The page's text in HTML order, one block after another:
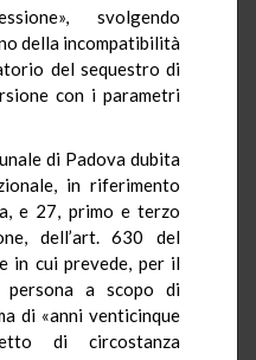
svolgendo
della incompatibilità
del sequestro di
con i parametri
di Padova dubita
in riferimento
e 27, primo e terzo
dell’art. 630 del
in cui prevede, per il
a scopo di
di «anni venticinque
di circostanza